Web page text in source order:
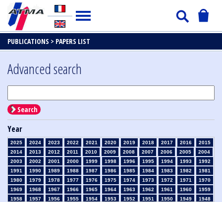
PUBLICATIONS > PAPERS LIST
Advanced search
Search
Year
2025 2024 2023 2022 2021 2020 2019 2018 2017 2016
2015
2014
2013 2012 2011 2010 2009 2008 2007 2006 2005
2004
2003
2002 2001 2000 1999 1998 1996 1995 1994 1993
1992
1991
1990 1989 1988 1987 1986 1985 1984 1983 1982
1981
1980
1979 1978 1977 1976 1975 1974 1973 1972 1971
1970
1969
1968 1967 1966 1965 1964 1963 1962 1961 1960
1959
1958
1957 1956 1955 1954 1953 1952 1951 1950 1949
1948